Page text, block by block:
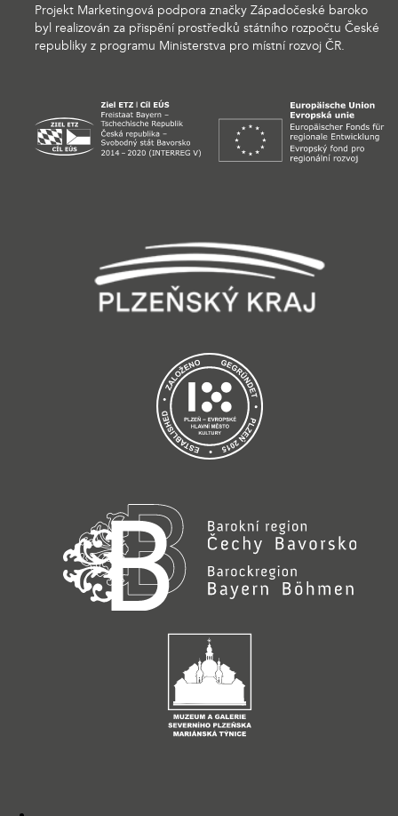
Projekt Marketingová podpora značky Západočeské baroko
byl realizován za přispění prostředků státního rozpočtu České
republiky z programu Ministerstva pro místní rozvoj ČR.